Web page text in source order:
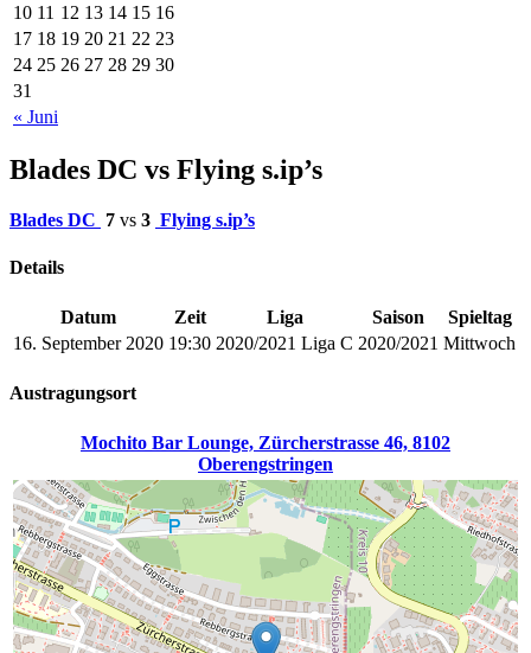
« Juni
10 11 12 13 14 15 16
17 18 19 20 21 22 23
24 25 26 27 28 29 30
31
Blades DC vs Flying s.ip’s
Blades DC 7 vs 3 Flying s.ip’s
Details
Datum Zeit Liga Saison
Spieltag
16. September 2020 19:30 2020/2021 Liga C 2020/2021 Mittwoch
Austragungsort
Mochito Bar Lounge, Zürcherstrasse 46, 8102
Oberengstringen